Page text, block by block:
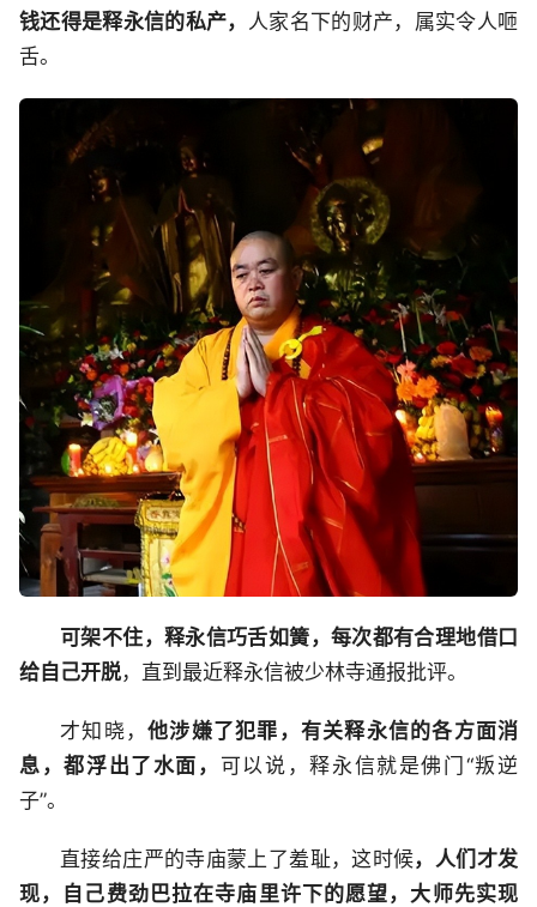
钱还得是释永信的私产，
人家名下的财产，属实令人咂
舌。
可架不住，释永信巧舌如簧，每次都有合理地借口
给自己开脱，直到最近释永信被少林寺通报批评。
才知晓， 他涉嫌了犯罪，有关释永信的各方面消
息，都浮出了水面， 可以说，释永信就是佛门“叛逆
子”。
直接给庄严的寺庙蒙上了羞耻，这时候，人们才发
现，自己费劲巴拉在寺庙里许下的愿望，大师先实现